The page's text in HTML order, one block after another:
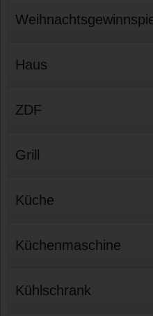
Haus
ZDF
Grill
Küche
Küchenmaschine
Kühlschrank